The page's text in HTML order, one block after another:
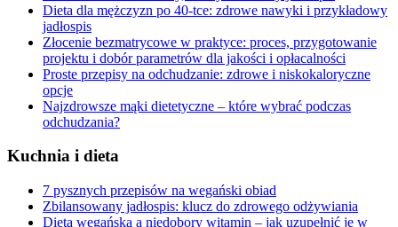
Dieta dla mężczyzn po 40-tce: zdrowe nawyki i przykładowy
jadłospis
Złocenie bezmatrycowe w praktyce: proces, przygotowanie
projektu i dobór parametrów dla jakości i opłacalności
Proste przepisy na odchudzanie: zdrowe i niskokaloryczne
opcje
Najzdrowsze mąki dietetyczne – które wybrać podczas
odchudzania?
Kuchnia i dieta
7 pysznych przepisów na wegański obiad
Zbilansowany jadłospis: klucz do zdrowego odżywiania
Dieta wegańska a niedobory witamin – jak uzupełnić je w